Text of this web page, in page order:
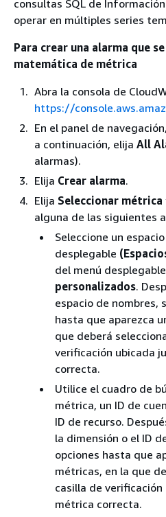
consultas SQL de
operar en múltiples series
Para crear una alarma que
matemática de métrica
Abra la consola de
https://
En el panel de
a continuación, elija All
alarmas).
Elija Crear alarma.
Elija Seleccionar métrica
alguna de las siguientes
Seleccione un
desplegable
del menú desplegable
personalizados.
espacio de nombres,
hasta que aparezca
que deberá
verificación ubicada
correcta.
Utilice el cuadro de
métrica, un ID de
ID de recurso.
la dimensión o el ID
opciones hasta que
métricas, en la que
casilla de
métrica correcta.